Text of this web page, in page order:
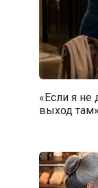
«Если я не
выход